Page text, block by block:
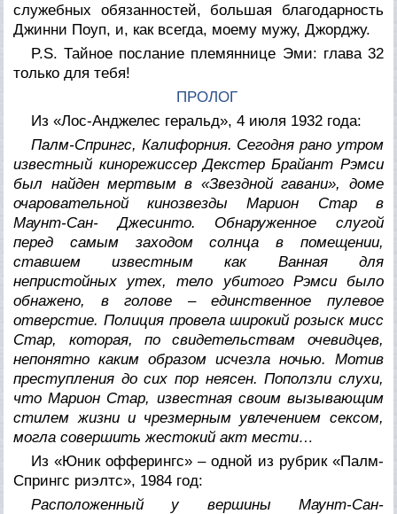
служебных обязанностей, большая благодарность
Джинни Поуп, и, как всегда, моему мужу, Джорджу.
P.S. Тайное послание племяннице Эми: глава 32
только для тебя!
ПРОЛОГ
Из «Лос-Анджелес геральд», 4 июля 1932 года:
Палм-Спрингс, Калифорния. Сегодня рано утром
известный кинорежиссер Декстер Брайант Рэмси
был найден мертвым в «Звездной гавани», доме
очаровательной кинозвезды Марион Стар в
Маунт-Сан- Джесинто. Обнаруженное слугой
перед самым заходом солнца в помещении,
ставшем известным как Ванная для
непристойных утех, тело убитого Рэмси было
обнажено, в голове – единственное пулевое
отверстие. Полиция провела широкий розыск мисс
Стар, которая, по свидетельствам очевидцев,
непонятно каким образом исчезла ночью. Мотив
преступления до сих пор неясен. Поползли слухи,
что Марион Стар, известная своим вызывающим
стилем жизни и чрезмерным увлечением сексом,
могла совершить жестокий акт мести…
Из «Юник офферингс» – одной из рубрик «Палм-
Спрингс риэлтс», 1984 год:
Расположенный у вершины Маунт-Сан-